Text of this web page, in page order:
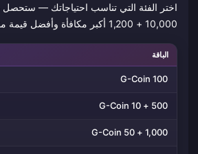
10,000 + 1,200 أكبر مكافأة وأفضل قيمة مقابل السعر.
الباقة
100 G-Coin
500 + 10 G-Coin
1,000 + 50 G-Coin